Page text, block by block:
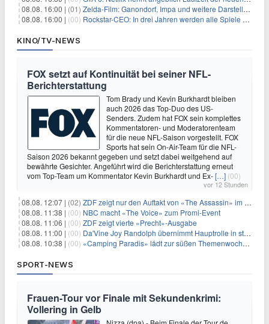
08.08. 16:00 | (01) Zelda-Film: Ganondorf, Impa und weitere Darsteller sollen feststehen
08.08. 16:00 | (00) Rockstar-CEO: In drei Jahren werden alle Spiele gestreamt
KINO/TV-NEWS
FOX setzt auf Kontinuität bei seiner NFL-
Berichterstattung
Tom Brady und Kevin Burkhardt bleiben
auch 2026 das Top-Duo des US-
Senders. Zudem hat FOX sein komplettes
Kommentatoren- und Moderatorenteam
für die neue NFL-Saison vorgestellt. FOX
Sports hat sein On-Air-Team für die NFL-
Saison 2026 bekannt gegeben und setzt dabei weitgehend auf
bewährte Gesichter. Angeführt wird die Berichterstattung erneut
vom Top-Team um Kommentator Kevin Burkhardt und Ex-[…] (00)
vor 12 Stunden
08.08. 12:07 | (02) ZDF zeigt nur den Auftakt von «The Assassin» im Fernsehen
08.08. 11:38 | (00) NBC macht «The Voice» zum Promi-Event
08.08. 11:06 | (00) ZDF zeigt vierte «Precht»-Ausgabe
08.08. 11:00 | (00) Da'Vine Joy Randolph übernimmt Hauptrolle in starbesetzter schwarzer Komödie
08.08. 10:38 | (00) «Camping Paradis» lädt zur süßen Themenwoche ein
SPORT-NEWS
Frauen-Tour vor Finale mit Sekundenkrimi:
Vollering in Gelb